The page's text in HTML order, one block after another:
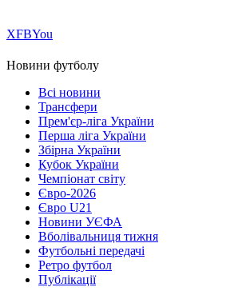
ХFBYou
Новини футболу
Всі новини
Трансфери
Прем'єр-ліга України
Перша ліга України
Збірна України
Кубок України
Чемпіонат світу
Євро-2026
Євро U21
Новини УЄФА
Вболівальниця тижня
Футбольні передачі
Ретро футбол
Публікації